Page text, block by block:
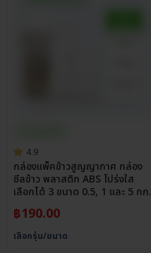
4.9
กล่องแพ็คข้าวสูญญากาศ กล่อง
ซีลข้าว พลาสติก ABS โปร่งใส
เลือกได้ 3 ขนาด 0.5, 1 และ 5 กก.
฿190.00
เลือกรุ่น/ขนาด